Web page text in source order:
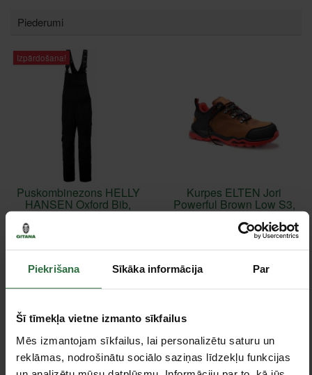
Piekrišana Sīkāka informācija Par
Šī tīmekļa vietne izmanto sīkfailus
Mēs izmantojam sīkfailus, lai personalizētu saturu un
reklāmas, nodrošinātu sociālo saziņas līdzekļu funkcijas
Piederumi
Izpārdošana!
Puskombinezons HELLY
HANSEN Oxford Bib,
melns
Kurpes ELTEN Jori
Powerful Brown Low S3,
brūnas
95,90 €